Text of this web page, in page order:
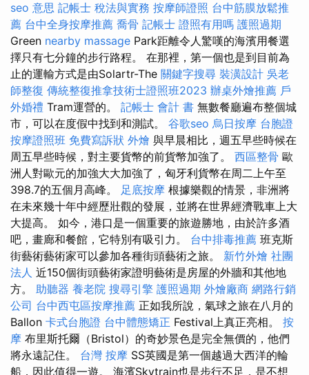
seo 意思 記帳士 稅法與實務 按摩師證照 台中筋膜放鬆推
薦 台中全身按摩推薦 喬骨 記帳士 證照有用嗎 護照過期
Green nearby massage Park距離令人驚嘆的海濱用餐選
擇只有七分鐘的步行路程。 在那裡，第一個也是到目前為
止的運輸方式是由Solartr-The 關鍵字搜尋 裝潢設計 吳老
師整復 傳統整復推拿技術士證照班2023 辦桌外燴推薦 戶
外婚禮 Tram運營的。 記帳士 會計 書 無數餐廳遍布整個城
市，可以在度假中找到和測試。 谷歌seo 烏日按摩 台胞證
按摩證照班 免費寫訴狀 外燴 與早晨相比，週五早些時候在
周五早些時候，對主要貨幣的前貨幣加強了。 西區整骨 歐
洲人對歐元的加強大大加強了，匈牙利貨幣在周二上午至
398.7的五個月高峰。 足底按摩 根據樂觀的情景，非洲將
在未來幾十年中經歷壯觀的發展，並將在世界經濟戰車上大
大提高。 如今，港口是一個重要的旅遊勝地，由於許多酒
吧，畫廊和餐館，它特別有吸引力。 台中排毒推薦 班克斯
街藝術藝術家可以參加各種街頭藝術之旅。 新竹外燴 社團
法人 近150個街頭藝術家證明藝術是房屋的外牆和其他地
方。 助聽器 養老院 搜尋引擎 護照過期 外燴廠商 網路行銷
公司 台中西屯區按摩推薦 正如我所說，氣球之旅在八月的
Ballon 卡式台胞證 台中體態矯正 Festival上真正亮相。 按
摩 布里斯托爾（Bristol）的奇妙景色是完全無價的，他們
將永遠記住。 台灣 按摩 SS英國是第一個越過大西洋的輪
船，因此值得一遊。 海濱Skytrain也是步行不足，是不想